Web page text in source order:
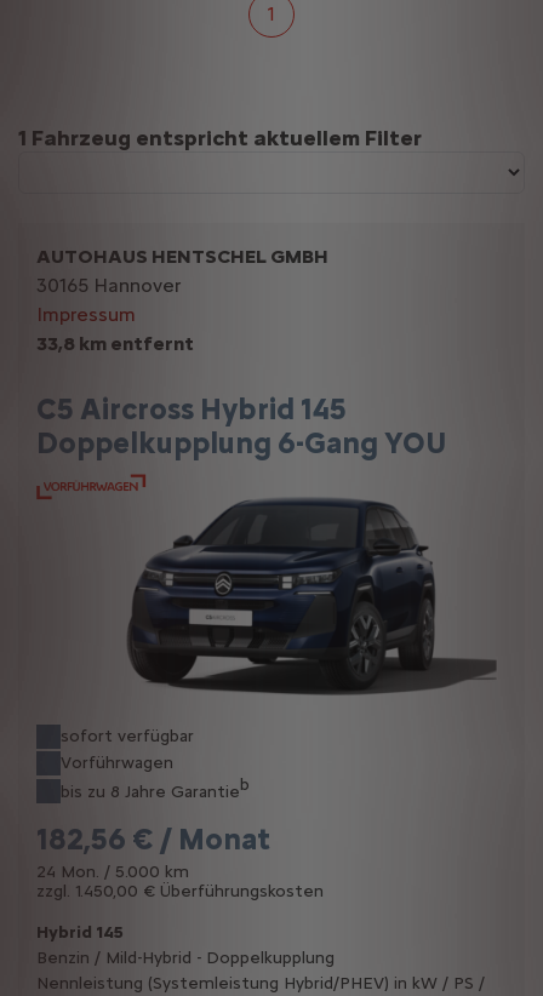
1
Suchergebnisse
1 Fahrzeug entspricht aktuellem Filter
33,8 km entfernt
C5 Aircross Hybrid 145
Doppelkupplung 6-Gang YOU
sofort verfügbar
Vorführwagen
bis zu 8 Jahre Garantieb
182,56 € / Monat
24 Mon. / 5.000 km
zzgl. 1.450,00 € Überführungskosten
AUTOHAUS HENTSCHEL GMBH
30165 Hannover
Impressum
Hybrid 145
Benzin / Mild-Hybrid - Doppelkupplung
Nennleistung (Systemleistung Hybrid/PHEV) in kW / PS /